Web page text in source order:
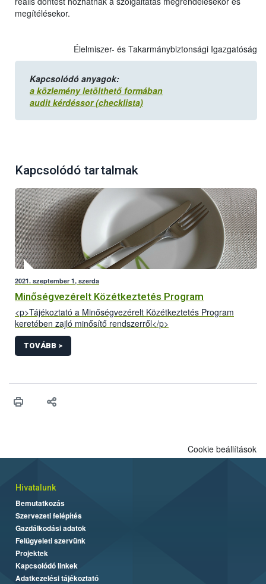
megítélésekor.
Élelmiszer- és Takarmánybiztonsági Igazgatóság
Kapcsolódó anyagok:
a közlemény letölthető formában
audit kérdéssor (checklista)
Kapcsolódó tartalmak
2021. szeptember 1, szerda
Minőségvezérelt Közétkeztetés Program
<p>Tájékoztató a Minőségvezérelt Közétkeztetés Program
keretében zajló minősítő rendszerről</p>
TOVÁBB >
Cookie beállítások
Hivatalunk
Bemutatkozás
Szervezeti felépítés
Gazdálkodási adatok
Felügyeleti szervünk
Projektek
Kapcsolódó linkek
Adatkezelési tájékoztató